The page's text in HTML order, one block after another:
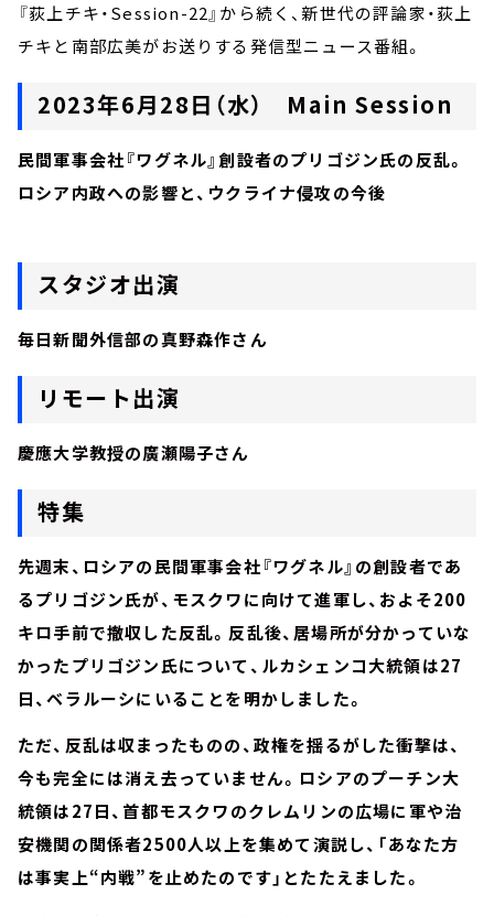
『荻上チキ・Session-22』から続く、新世代の評論家・荻上
チキと南部広美がお送りする発信型ニュース番組。
2023年6月28日（水） Main Session
民間軍事会社『ワグネル』創設者のプリゴジン氏の反乱。
ロシア内政への影響と、ウクライナ侵攻の今後
スタジオ出演
毎日新聞外信部の真野森作さん
リモート出演
慶應大学教授の廣瀬陽子さん
特集
先週末、ロシアの民間軍事会社『ワグネル』の創設者であ
るプリゴジン氏が、モスクワに向けて進軍し、およそ200
キロ手前で撤収した反乱。反乱後、居場所が分かっていな
かったプリゴジン氏について、ルカシェンコ大統領は27
日、ベラルーシにいることを明かしました。
ただ、反乱は収まったものの、政権を揺るがした衝撃は、
今も完全には消え去っていません。ロシアのプーチン大
統領は27日、首都モスクワのクレムリンの広場に軍や治
安機関の関係者2500人以上を集めて演説し、「あなた方
は事実上“内戦”を止めたのです」とたたえました。